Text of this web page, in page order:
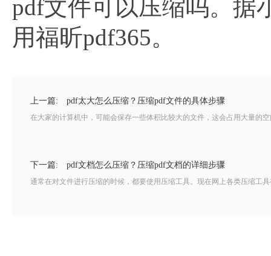
pdf文件可以压缩吗。据
用福昕pdf365。
上一篇: pdf太大怎么压缩？压缩pdf文件的具体步骤
在大家的计算机中，可能会保存一些体积比较大的文件，这会占用大量的
下一篇: pdf文档怎么压缩？压缩pdf文档的详细步骤
通常在对文件进行压缩的时候，都要使用压缩工具。现在网上各类压缩工